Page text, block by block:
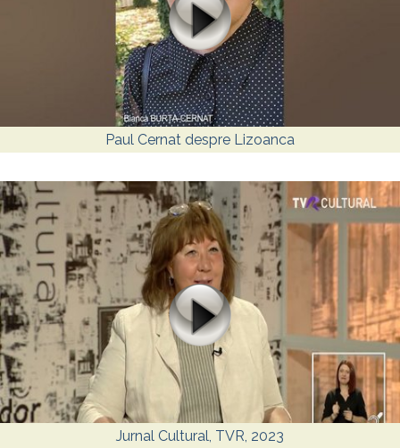
Paul Cernat despre Lizoanca
Jurnal Cultural, TVR, 2023